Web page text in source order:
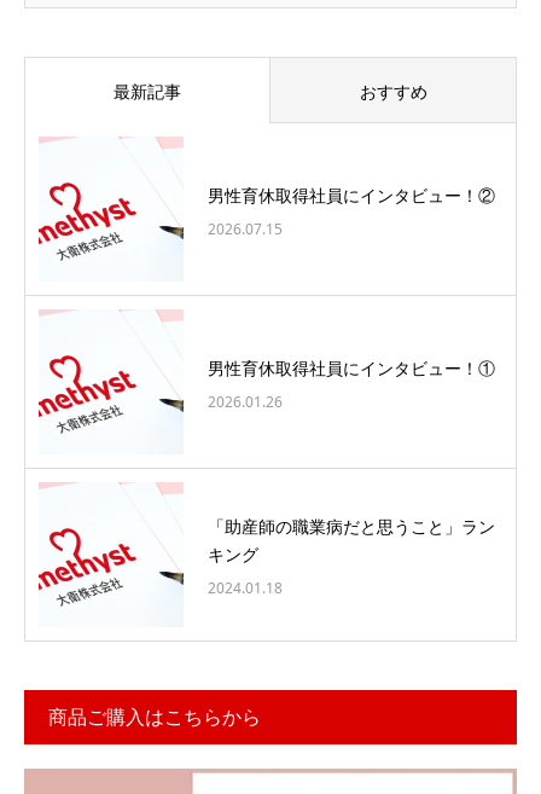
最新記事 おすすめ
男性育休取得社員にインタビュー！②
2026.07.15
男性育休取得社員にインタビュー！①
2026.01.26
「助産師の職業病だと思うこと」ラン
キング
2024.01.18
商品ご購入はこちらから